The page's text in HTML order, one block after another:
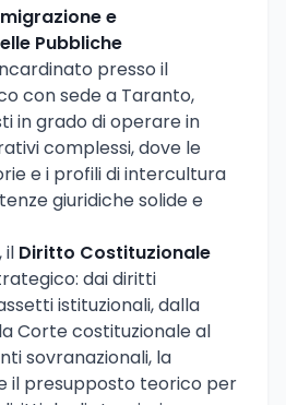
e
Pubbliche
presso il
con sede a Taranto,
in grado di operare in
complessi, dove le
e i profili di intercultura
giuridiche solide e
il Diritto Costituzionale
dai diritti
istituzionali, dalla
Corte costituzionale al
sovranazionali, la
il presupposto teorico per